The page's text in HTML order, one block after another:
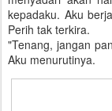
kepadaku. Aku
Perih tak terkira.
"Tenang, jangan
Aku menurutinya.